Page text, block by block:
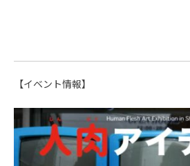
【イベント情報】